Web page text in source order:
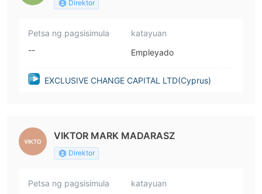
Direktor
Petsa ng pagsisimula
--
katayuan
Empleyado
EXCLUSIVE CHANGE CAPITAL LTD(Cyprus)
VIKTOR MARK MADARASZ
Direktor
Petsa ng pagsisimula
katayuan